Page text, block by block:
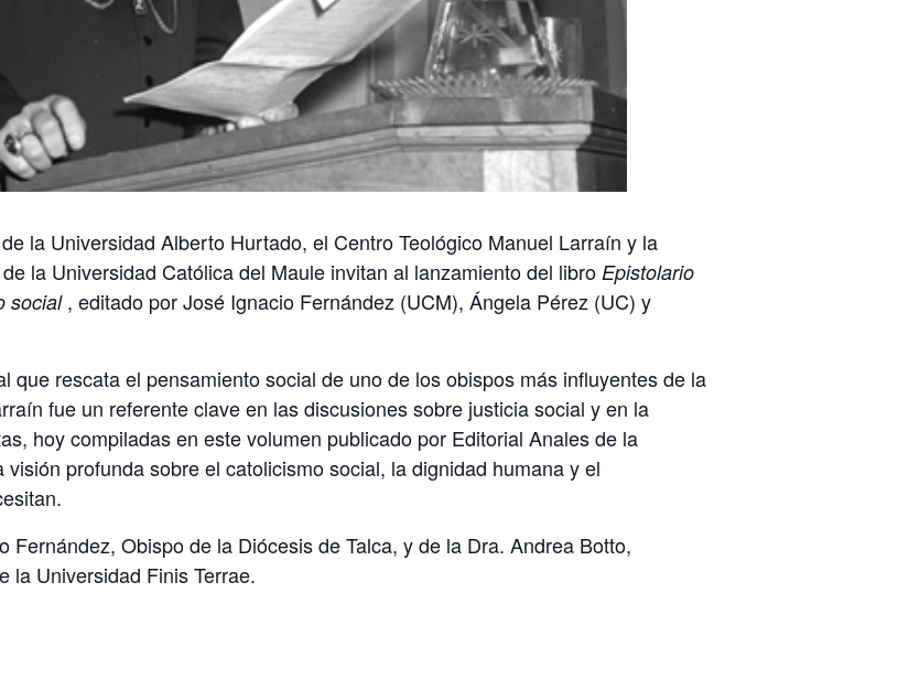
la Universidad Alberto Hurtado, el Centro Teológico Manuel Larraín y la
la Universidad Católica del Maule invitan al lanzamiento del libro Epistolario
social , editado por José Ignacio Fernández (UCM), Ángela Pérez (UC) y
que rescata el pensamiento social de uno de los obispos más influyentes de la
fue un referente clave en las discusiones sobre justicia social y en la
hoy compiladas en este volumen publicado por Editorial Anales de la
profunda sobre el catolicismo social, la dignidad humana y el
Obispo de la Diócesis de Talca, y de la Dra. Andrea Botto,
la Universidad Finis Terrae.